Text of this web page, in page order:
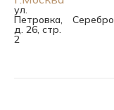
ул.
Петровка,
д. 26, стр.
2
Серебро